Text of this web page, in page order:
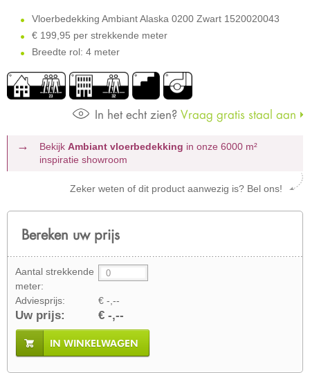
Vloerbedekking Ambiant Alaska 0200 Zwart 1520020043
€ 199,95 per strekkende meter
Breedte rol: 4 meter
In het echt zien? Vraag gratis staal aan
Bekijk Ambiant vloerbedekking in onze 6000 m²
inspiratie showroom
Zeker weten of dit product aanwezig is? Bel ons!
Bereken uw prijs
Aantal strekkende
meter:
Adviesprijs:
€ -,--
Uw prijs: € -,--
IN WINKELWAGEN